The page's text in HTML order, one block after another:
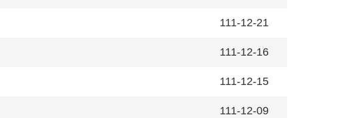
111-12-21
111-12-16
111-12-15
111-12-09